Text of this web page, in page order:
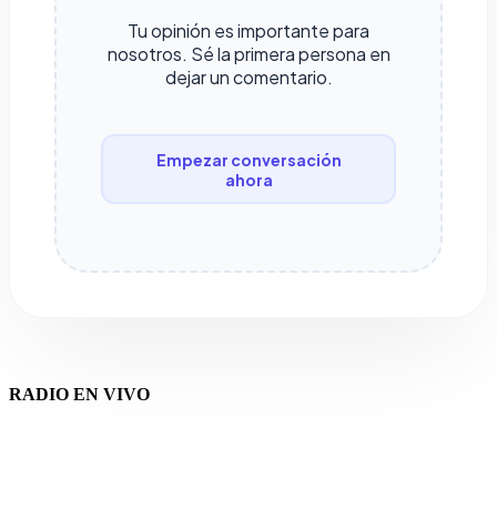
Tu opinión es importante para
nosotros. Sé la primera persona en
dejar un comentario.
Empezar conversación
ahora
RADIO EN VIVO